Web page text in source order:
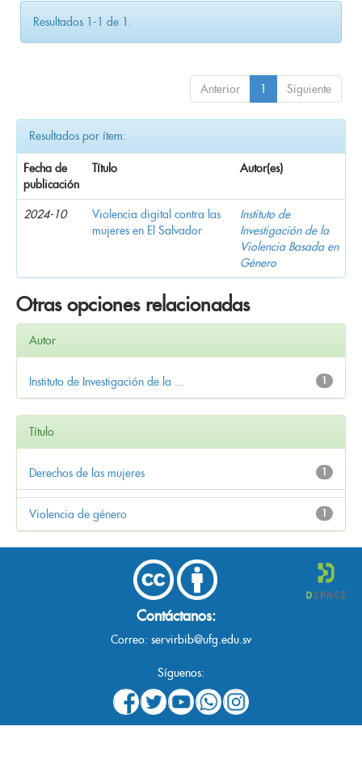
Resultados 1-1 de 1.
Anterior 1 Siguiente
Resultados por ítem:
Fecha de
publicación
Título Autor(es)
2024-10
Violencia digital contra las
mujeres en El Salvador
Instituto de
Investigación de la
Violencia Basada en
Género
Otras opciones relacionadas
Autor
1
Instituto de Investigación de la ...
Título
1
Derechos de las mujeres
1
Violencia de género
Contáctanos:
Correo: servirbib@ufg.edu.sv
Síguenos: